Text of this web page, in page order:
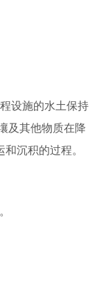
设施的水土保持
及其他物质在降
沉积的过程。